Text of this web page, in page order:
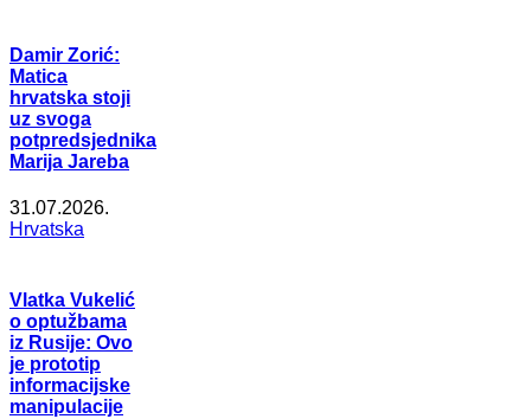
Damir Zorić:
Matica
hrvatska stoji
uz svoga
potpredsjednika
Marija Jareba
31.07.2026.
Hrvatska
Vlatka Vukelić
o optužbama
iz Rusije: Ovo
je prototip
informacijske
manipulacije